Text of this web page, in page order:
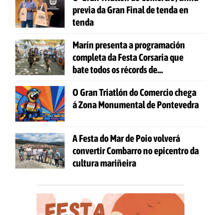
previa da Gran Final de tenda en
tenda
Marín presenta a programación
completa da Festa Corsaria que
bate todos os récords de
O Gran Triatlón do Comercio chega
á Zona Monumental de Pontevedra
A Festa do Mar de Poio volverá
convertir Combarro no epicentro da
cultura mariñeira